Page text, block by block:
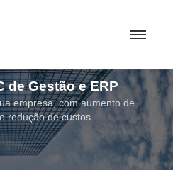
de Gestão e ERP
empresa, com aumento de
redução de custos.